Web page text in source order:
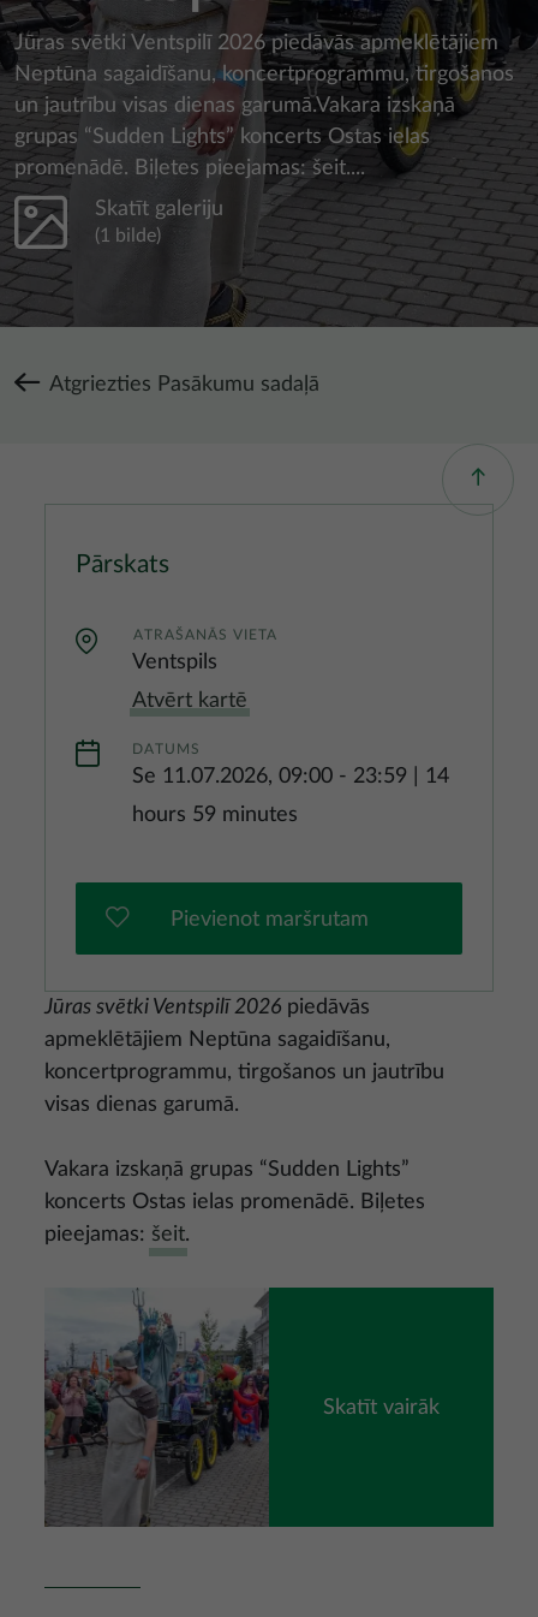
Jūras svētki Ventspilī 2026 piedāvās apmeklētājiem
Neptūna sagaidīšanu, koncertprogrammu, tirgošanos
un jautrību visas dienas garumā.Vakara izskaņā
grupas “Sudden Lights” koncerts Ostas ielas
promenādē. Biļetes pieejamas: šeit....
Skatīt galeriju
(1 bilde)
Atgriezties Pasākumu sadaļā
Jūras svētki Ventspilī 2026 piedāvās
apmeklētājiem Neptūna sagaidīšanu,
koncertprogrammu, tirgošanos un jautrību
visas dienas garumā.
Vakara izskaņā grupas “Sudden Lights”
koncerts Ostas ielas promenādē. Biļetes
pieejamas: šeit.
Pārskats
ATRAŠANĀS VIETA
Ventspils
Atvērt kartē
DATUMS
Se 11.07.2026, 09:00 - 23:59
14
hours 59 minutes
Pievienot maršrutam
Skatīt vairāk